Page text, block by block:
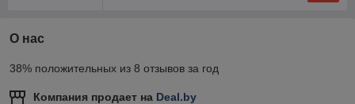
О нас
38% положительных из 8 отзывов за год
Компания продает на Deal.by